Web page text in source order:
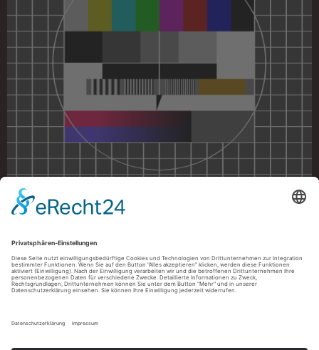
Müller Schießzentrum Ulm, Albstraße 78, 89081 Ulm
Shop: Di. - Sa. 09:45 - 19:00 Uhr